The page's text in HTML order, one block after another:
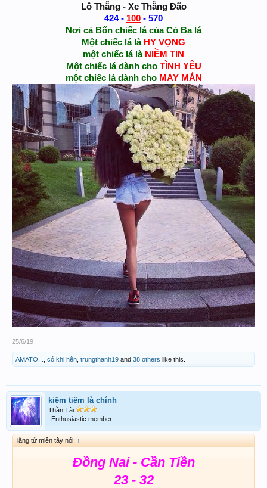
Lô Thẵng - Xc Thẵng Đão
424 - 100 - 570
Nơi cả Bốn chiếc lá của Cỏ Ba lá
Một chiếc lá là HY VỌNG
một chiếc lá là NIỀM TIN
Một chiếc lá dành cho TÌNH YÊU
một chiếc lá dành cho MAY MẮN
25/6/19
AMATO... có khi hên trungthanh19 and 38 others like this.
kiếm tiềm là chính
Thần Tài
Enthusiastic member
lãng tử miền tây nói: ↑
Đồng Nai - Cần Tiền
23 - 32